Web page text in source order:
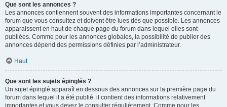
Que sont les annonces ?
Les annonces contiennent souvent des informations importantes concernant le
forum que vous consultez et doivent être lues dès que possible. Les annonces
apparaissent en haut de chaque page du forum dans lequel elles sont
publiées. Comme pour les annonces globales, la possibilité de publier des
annonces dépend des permissions définies par l’administrateur.
Haut
Que sont les sujets épinglés ?
Un sujet épinglé apparaît en dessous des annonces sur la première page du
forum dans lequel il a été publié. il contient des informations relativement
importantes et vous devez le consulter régulièrement. Comme pour les